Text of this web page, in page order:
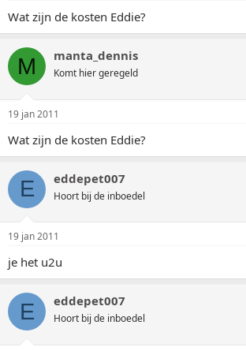
Wat zijn de kosten Eddie?
M manta_dennis
Komt hier geregeld
19 jan 2011
Wat zijn de kosten Eddie?
E eddepet007
Hoort bij de inboedel
19 jan 2011
je het u2u
E eddepet007
Hoort bij de inboedel